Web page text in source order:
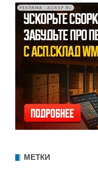
РЕКЛАМА • AOASP.RU
МЕТКИ